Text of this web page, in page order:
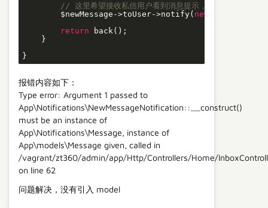
// 这里希望接收私信用户看到消息提示，所以用 toUser
        $newMessage->toUser->notify(
new
return back();
    }
报错内容如下：
Type error: Argument 1 passed to
App\Notifications\NewMessageNotification::__construct()
must be an instance of
App\Notifications\Message, instance of
App\models\Message given, called in
/vagrant/zt360/admin/app/Http/Controllers/Home/
on line 62
问题解决，没有引入 model